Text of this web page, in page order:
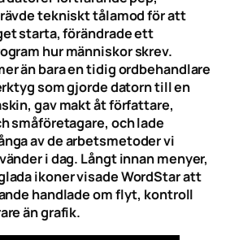
tekniskt tålamod för att
starta, förändrade ett
hur människor skrev.
än bara en tidig ordbehandlare
som gjorde datorn till en
gav makt åt författare,
småföretagare, och lade
av de arbetsmetoder vi
i dag. Långt innan menyer,
ikoner visade WordStar att
handlade om flyt, kontroll
än grafik.